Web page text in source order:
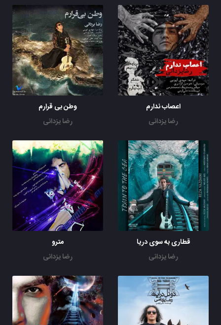
اعصاب ندارم
رضا یزدانی
وطن بی قرارم
رضا یزدانی
قطاری به سوی دریا
رضا یزدانی
مترو
رضا یزدانی